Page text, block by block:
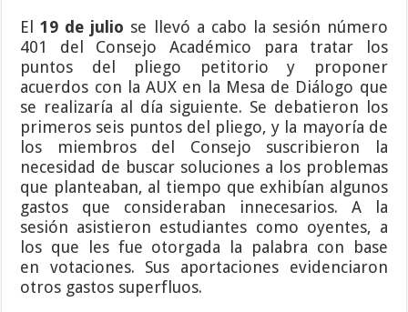
El19 de julio se llevó a cabo la sesión número
401 del Consejo Académico para tratar los
puntos del pliego petitorio y proponer
acuerdos con la AUX en la Mesa de Diálogo que
se realizaría al día siguiente. Se debatieron los
primeros seis puntos del pliego, y la mayoría de
los miembros del Consejo suscribieron la
necesidad de buscar soluciones a los problemas
que planteaban, al tiempo que exhibían algunos
gastos que consideraban innecesarios. A la
sesión asistieron estudiantes como oyentes, a
los que les fue otorgada la palabra con base
en votaciones. Sus aportaciones evidenciaron
otros gastos superfluos.